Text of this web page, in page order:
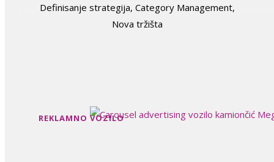
Definisanje strategija, Category Management,
Nova tržišta
REKLAMNO VOZILO